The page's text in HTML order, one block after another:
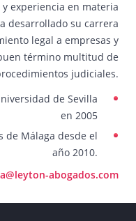
experiencia en materia
desarrollado su carrera
legal a empresas y
término multitud de
judiciales.
de Sevilla
en 2005
de Málaga desde el
año 2010.
abogados.com